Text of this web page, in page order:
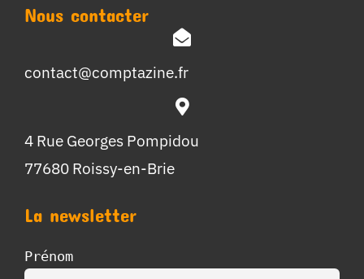
Nous contacter
contact@comptazine.fr
4 Rue Georges Pompidou
77680 Roissy-en-Brie
La newsletter
Prénom